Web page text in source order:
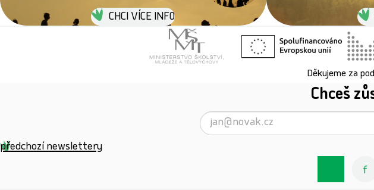
CHCI VÍCE INFO
Děkujeme za
Chceš
předchozí newslettery